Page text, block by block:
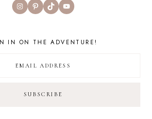
InstagramPinterest
TikTokYouTube
IN ON THE ADVENTURE!